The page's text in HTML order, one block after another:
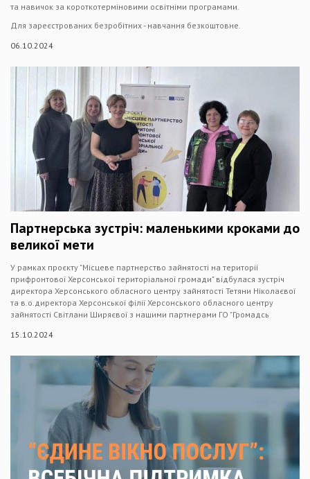
та навичок за короткотерміновими освітніми програмами.
Для зареєстрованих безробітних - навчання безкоштовне.
06.10.2024
Партнерська зустріч: маленькими кроками до
великої мети
У рамках проєкту "Місцеве партнерство зайнятості на території
прифронтової Херсонської територіальної громади" відбулася зустріч
директора Херсонського обласного центру зайнятості Тетяни Ніколаєвої
та в.о.директора Херсонської філії Херсонського обласного центру
зайнятості Світлани Ширяєвої з нашими партнерами ГО "Громадсь
15.10.2024